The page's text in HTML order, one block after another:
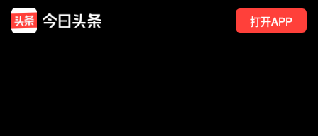
打开APP